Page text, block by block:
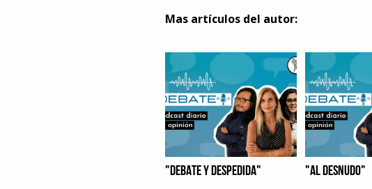
Mas artículos del autor:
"DEBATE Y DESPEDIDA" "AL DESNUDO"